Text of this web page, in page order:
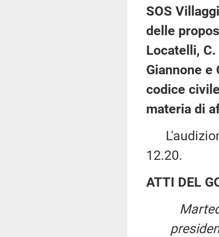
SOS
delle
Locatelli,
Giannone
codice
materia di
12.20.
ATTI DEL